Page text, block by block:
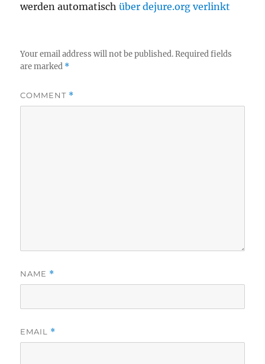
werden automatischüber dejure.org verlinkt
Your email address will not be published. Required fields
are marked *
COMMENT *
NAME *
EMAIL *